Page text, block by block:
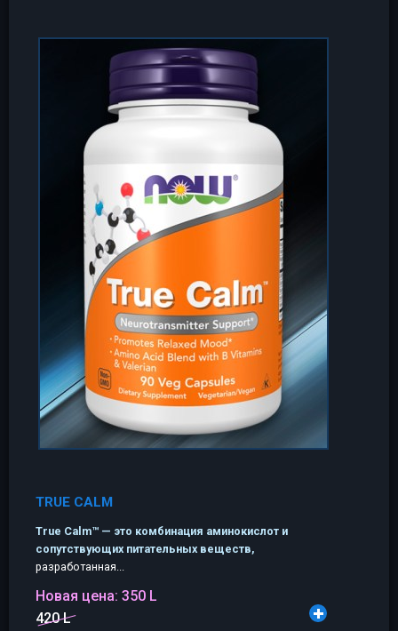
TRUE CALM
True Calm™ — это комбинация аминокислот и
сопутствующих питательных веществ,
разработанная...
Новая цена: 350 L
420 L